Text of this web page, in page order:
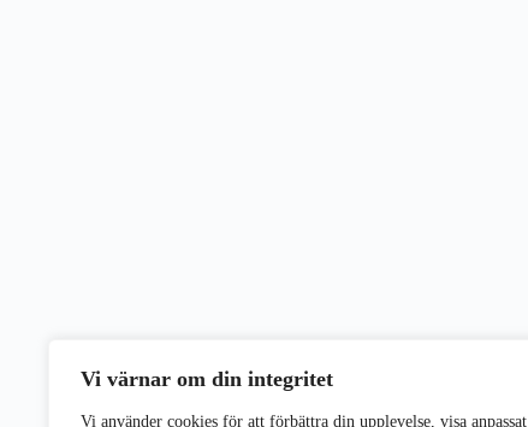
Vi värnar om din integritet
Vi använder cookies för att förbättra din upplevelse, visa anpassat